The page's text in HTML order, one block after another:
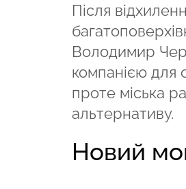
Після
Володимир
компанією для
проте міська
альтернативу.
Новий